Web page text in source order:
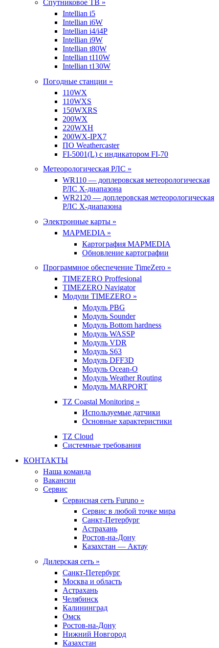
Спутниковое ТВ »
Intellian i5
Intellian i6W
Intellian i4/i4P
Intellian i9W
Intellian t80W
Intellian t110W
Intellian t130W
Погодные станции »
110WX
110WXS
150WXRS
200WX
220WXH
200WX-IPX7
ПО Weathercaster
FI-5001(L) с индикатором FI-70
Метеорологическая РЛС »
WR110 — доплеровская метеорологическая
РЛС X-диапазона
WR2120 — доплеровская метеорологическая
РЛС X-диапазона
Электронные карты »
MAPMEDIA »
Картография MAPMEDIA
Обновление картографии
Программное обеспечение TimeZero »
TIMEZERO Proffesional
TIMEZERO Navigator
Модули TIMEZERO »
Модуль PBG
Модуль Sounder
Модуль Bottom hardness
Модуль WASSP
Модуль VDR
Модуль S63
Модуль DFF3D
Модуль Ocean-O
Модуль Weather Routing
Модуль MARPORT
TZ Coastal Monitoring »
Используемые датчики
Основные характеристики
TZ Cloud
Системные требования
КОНТАКТЫ
Наша команда
Вакансии
Сервис
Сервисная сеть Furuno »
Сервис в любой точке мира
Санкт-Петербург
Астрахань
Ростов-на-Дону
Казахстан — Актау
Дилерская сеть »
Санкт-Петербург
Москва и область
Астрахань
Челябинск
Калининград
Омск
Ростов-на-Дону
Нижний Новгород
Казахстан